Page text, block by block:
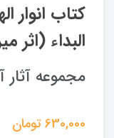
کتاب انوار
البداء (اثر
مجموعه آثار
630,000تومان